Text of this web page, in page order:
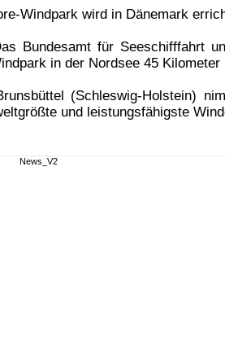
Windpark wird in Dänemark
Bundesamt für Seeschifffahrt
in der Nordsee 45
(Schleswig-Holstein)
und leistungsfähigste